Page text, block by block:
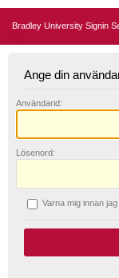
Bradley University Signin
Ange din
Användarid:
L ösenord:
Varna mig innan